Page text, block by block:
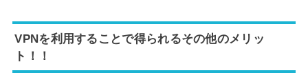
VPNを利用することで得られるその他のメリッ
ト！！